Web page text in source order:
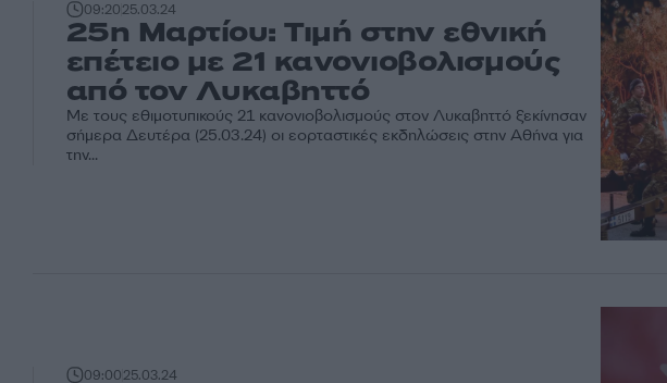
09:2025.03.24
25η Μαρτίου: Τιμή στην εθνική
επέτειο με 21 κανονιοβολισμούς
από τον Λυκαβηττό
Με τους εθιμοτυπικούς 21 κανονιοβολισμούς στον Λυκαβηττό ξεκίνησαν
σήμερα Δευτέρα (25.03.24) οι εορταστικές εκδηλώσεις στην Αθήνα για
την...
09:0025.03.24